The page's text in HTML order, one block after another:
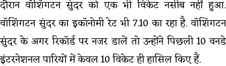
दौरान वॉशिंगटन सुंदर को एक भी विकेट नसीब नहीं हुआ.
वॉशिंगटन सुंदर का इकॉनोमी रेट भी 7.10 का रहा है. वॉशिंगटन
सुंदर के अगर रिकॉर्ड पर नजर डालें तो उन्होंने पिछली 10 वनडे
इंटरनेशनल पारियों में केवल 10 विकेट ही हासिल किए हैं.